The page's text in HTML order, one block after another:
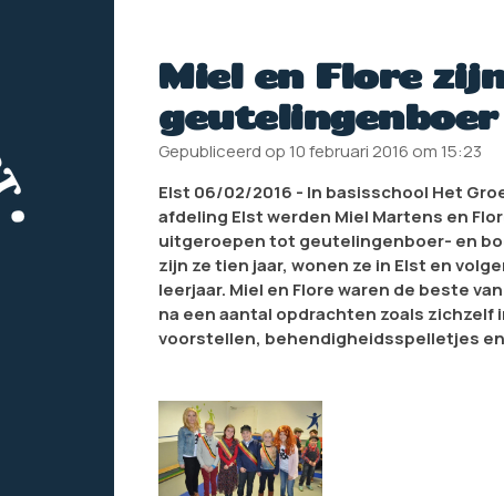
Miel en Flore
Gepubliceerd op 10 februari 2016 om 15:23
Elst 06/02/2016 - In basisschool Het
afdeling Elst werden Miel Martens en
uitgeroepen tot geutelingenboer- en
zijn ze tien jaar, wonen ze in Elst en
leerjaar. Miel en Flore waren de beste
na een aantal opdrachten zoals zichzelf
voorstellen, behendigheidsspelletjes